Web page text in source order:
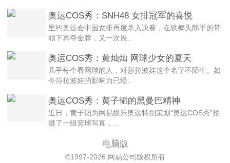
奥运COS秀：SNH48 女排冠军的喜悦
里约奥运会中国女排再度杀入决赛，在铁榔头郎平的带
领下再夺金牌，又一次展..
奥运COS秀：黄灿灿 网球少女的夏天
几乎每个看网球的人，对莎拉波娃这个名字不陌生。如
今莎拉波娃的影响力已经..
奥运COS秀：黄子韬的黑曼巴精神
近日，黄子韬为网易娱乐奥运特别策划“奥运COS秀”拍
摄了一组篮球写真，..
电脑版
©1997-2026 网易公司版权所有